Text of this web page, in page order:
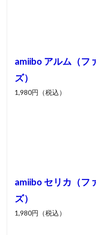
amiibo アルム（フ
ズ）
1,980円（税込）
amiibo セリカ（フ
ズ）
1,980円（税込）